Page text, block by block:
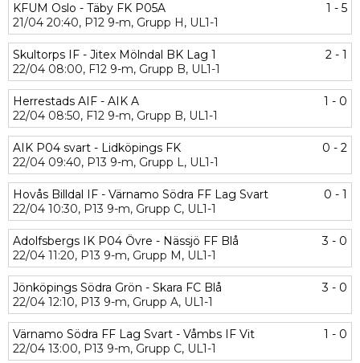
KFUM Oslo - Täby FK P05A
1 - 5
21/04 20:40, P12 9-m, Grupp H, UL1-1
Skultorps IF - Jitex Mölndal BK Lag 1
2 - 1
22/04 08:00, F12 9-m, Grupp B, UL1-1
Herrestads AIF - AIK A
1 - 0
22/04 08:50, F12 9-m, Grupp B, UL1-1
AIK P04 svart - Lidköpings FK
0 - 2
22/04 09:40, P13 9-m, Grupp L, UL1-1
Hovås Billdal IF - Värnamo Södra FF Lag Svart
0 - 1
22/04 10:30, P13 9-m, Grupp C, UL1-1
Adolfsbergs IK P04 Övre - Nässjö FF Blå
3 - 0
22/04 11:20, P13 9-m, Grupp M, UL1-1
Jönköpings Södra Grön - Skara FC Blå
3 - 0
22/04 12:10, P13 9-m, Grupp A, UL1-1
Värnamo Södra FF Lag Svart - Våmbs IF Vit
1 - 0
22/04 13:00, P13 9-m, Grupp C, UL1-1